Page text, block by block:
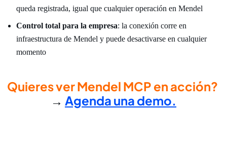
queda registrada, igual que cualquier operación en Mendel
Control total para la empresa: la conexión corre en
infraestructura de Mendel y puede desactivarse en cualquier
momento
Quieres ver Mendel MCP en acción?
→ Agenda una demo.